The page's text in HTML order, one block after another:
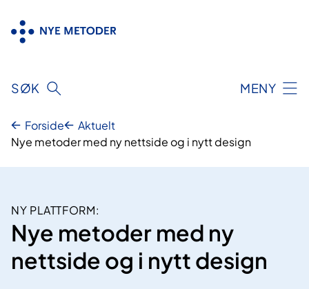
innhold
SØK MENY
Forside
Aktuelt
Nye metoder med ny nettside og i nytt design
NY PLATTFORM:
Nye metoder med ny
nettside og i nytt design